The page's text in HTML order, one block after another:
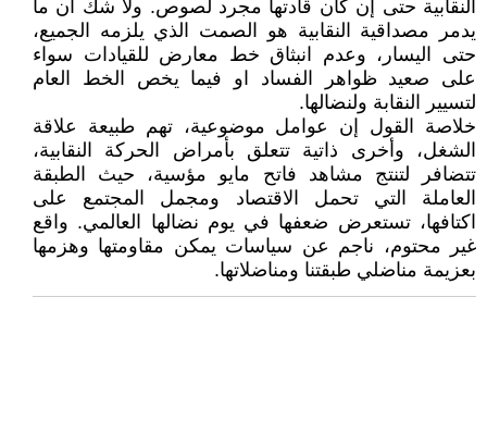
النقابية حتى إن كان قادتها مجرد لصوص. ولا شك ان ما
يدمر مصداقية النقابية هو الصمت الذي يلزمه الجميع،
حتى اليسار، وعدم انبثاق خط معارض للقيادات سواء
على صعيد ظواهر الفساد او فيما يخص الخط العام
لتسيير النقابة ولنضالها.
خلاصة القول إن عوامل موضوعية، تهم طبيعة علاقة
الشغل، وأخرى ذاتية تتعلق بأمراض الحركة النقابية،
تتضافر لتنتج مشاهد فاتح مايو مؤسية، حيث الطبقة
العاملة التي تحمل الاقتصاد ومجمل المجتمع على
اكتافها، تستعرض ضعفها في يوم نضالها العالمي. واقع
غير محتوم، ناجم عن سياسات يمكن مقاومتها وهزمها
بعزيمة مناضلي طبقتنا ومناضلاتها.